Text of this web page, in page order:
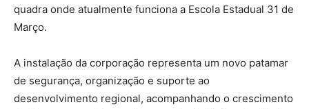
quadra onde atualmente funciona a Escola Estadual 31 de
Março.
A instalação da corporação representa um novo patamar
de segurança, organização e suporte ao
desenvolvimento regional, acompanhando o crescimento